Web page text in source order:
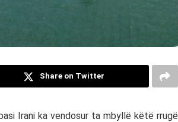
Share on Twitter
Irani ka vendosur ta mbyllë këtë rrugë